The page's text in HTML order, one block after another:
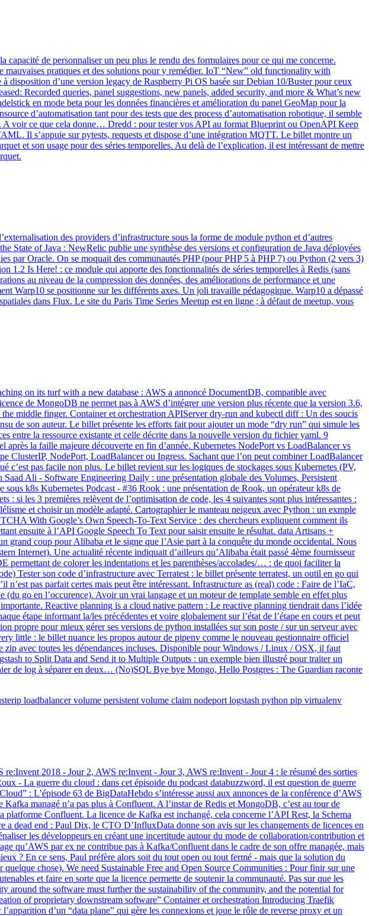
de personnaliser un peu plus le rendu des formulaires pour ce qui me concerne.
pratiques et des solutions pour y remédier. IoT “New” old functionality with
d’une version legacy de Raspberry Pi OS basée sur Debian 10/Buster pour ceux
Recorded queries, panel suggestions, new panels, added security, and more & What’s new
en mode beta pour les données financières et amélioration du panel GeoMap pour la
d’automatisation tant pour des tests que des process d’automatisation robotique, il semble
A voir ce que cela donne… Dredd : pour tester vos API au format Blueprint ou OpenAPI Keep
Il s’appuie sur pytests, requests et dispose d’une intégration MQTT. Le billet montre un
et son usage pour des séries temporelles. Au delà de l’explication, il est intéressant de mettre
des providers d’infrastructure sous la forme de module python et d’autres
of Java : NewRelic publie une synthèse des versions et configuration de Java déployées
par Oracle. On se moquait des communautés PHP (pour PHP 5 à PHP 7) ou Python (2 vers 3)
1.2 Is Here! : ce module qui apporte des fonctionnalités de séries temporelles à Redis (sans
au niveau de la compression des données, des améliorations de performance et une
Warp10 se positionne sur les différents axes. Un joli travaille pédagogique. Warp10 a dépassé
dans Flux. Le site du Paris Time Series Meetup est en ligne ; à défaut de meetup, vous
on its turf with a new database : AWS a annoncé DocumentDB, compatible avec
de MongoDB ne permet pas à AWS d’intégrer une version plus récente que la version 3.6,
middle finger. Container et orchestration APIServer dry-run and kubectl diff : Un des soucis
de son auteur. Le billet présente les efforts fait pour ajouter un mode “dry run” qui simule les
entre la ressource existante et celle décrite dans la nouvelle version du fichier yaml. 9
la faille majeure découverte en fin d’année. Kubernetes NodePort vs LoadBalancer vs
ClusterIP, NodePort, LoadBalancer ou Ingress. Sachant que l’on peut combiner LoadBalancer
c’est pas facile non plus. Le billet revient sur les logiques de stockages sous Kubernetes (PV,
Ali - Software Engineering Daily : une présentation globale des Volumes, Persistent
k8s Kubernetes Podcast - #36 Rook : une présentation de Rook, un opérateur k8s de
si les 3 premières relèvent de l’optimisation de code, les 4 suivantes sont plus intéressantes :
et choisir un modèle adapté. Cartographier le manteau neigeux avec Python : un exmple
With Google’s Own Speech-To-Text Service : des chercheurs expliquent comment ils
ensuite à l’API Google Speech To Text pour saisir ensuite le résultat. data Artisans +
coup pour Alibaba et le signe que l’Asie part à la conquête du monde occidental. Nous
Internet). Une actualité récente indiquait d’ailleurs qu’Alibaba était passé 4ème fournisseur
de colorer les indentations et les parenthèses/accolades/… : de quoi faciliter la
Tester son code d’infrastructure avec Terratest : le billet présente terratest, un outil en go qui
pas parfait certes mais peut être intéressant. Infrastructure as (real) code : Faire de l’IaC,
go en l’occurence). Avoir un vrai langage et un moteur de template semble en effet plus
Reactive planning is a cloud native pattern : Le reactive planning tiendrait dans l’idée
étape informant la/les précédentes et voire globalement sur l’état de l’étape en cours et peut
propre pour mieux gérer ses versions de python installées sur son poste / sur un serveur avec
little : le billet nuance les propos autour de pipenv comme le nouveau gestionnaire officiel
avec toutes les dépendances incluses. Disponible pour Windows / Linux / OSX, il faut
to Split Data and Send it to Multiple Outputs : un exemple bien illustré pour traiter un
de log à séparer en deux… (No)SQL Bye bye Mongo, Hello Postgres : The Guardian raconte
loadbalancer volume persistent volume claim nodeport logstash python pip virtualenv
2018 - Jour 2, AWS re:Invent - Jour 3, AWS re:Invent - Jour 4 : le résumé des sorties
- La guerre du cloud : dans cet épisoide du podcast databuzzword, il est question de guerre
: L’épisode 63 de BigDataHebdo s’intéresse aussi aux annonces de la conférence d’AWS
managé n’a pas plus à Confluent. A l’instar de Redis et MongoDB, c’est au tour de
Confluent. La licence de Kafka est inchangé, cela concerne l’API Rest, la Schema
dead end : Paul Dix, le CTO D’InfluxData donne son avis sur les changements de licences en
les développeurs en créant une incertitude autour du mode de collaboration/contribution et
qu’AWS par ex ne contribue pas à Kafka/Confluent dans le cadre de son offre managée, mais
? En ce sens, Paul préfère alors soit du tout open ou tout fermé - mais que la solution du
chose). We need Sustainable Free and Open Source Communities : Pour finir sur une
et faire en sorte que la licence permette de soutenir la communauté. Pas sur que les
around the software must further the sustainability of the community, and the potential for
of proprietary downstream software” Container et orchestration Introducing Traefik
d’un “data plane” qui gère les connexions et joue le rôle de reverse proxy et un